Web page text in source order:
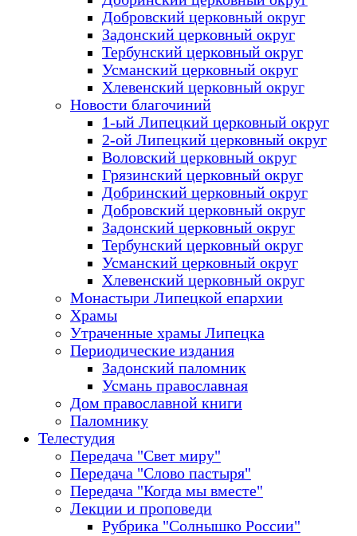
Добровский церковный округ
Задонский церковный округ
Тербунский церковный округ
Усманский церковный округ
Хлевенский церковный округ
Новости благочиний
1-ый Липецкий церковный округ
2-ой Липецкий церковный округ
Воловский церковный округ
Грязинский церковный округ
Добринский церковный округ
Добровский церковный округ
Задонский церковный округ
Тербунский церковный округ
Усманский церковный округ
Хлевенский церковный округ
Монастыри Липецкой епархии
Храмы
Утраченные храмы Липецка
Периодические издания
Задонский паломник
Усмань православная
Дом православной книги
Паломнику
Телестудия
Передача "Свет миру"
Передача "Слово пастыря"
Передача "Когда мы вместе"
Лекции и проповеди
Рубрика "Солнышко России"